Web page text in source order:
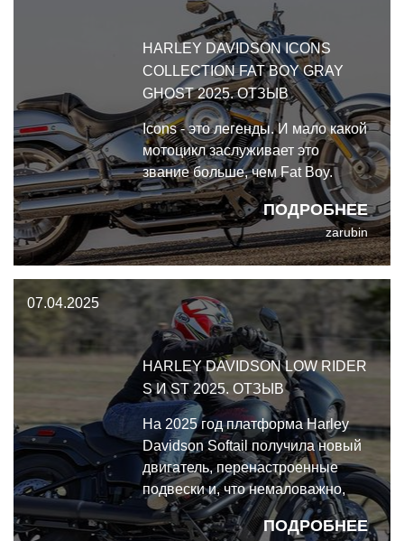
HARLEY DAVIDSON ICONS
COLLECTION FAT BOY GRAY
GHOST 2025. ОТЗЫВ
ПОДРОБНЕЕ
Icons - это легенды. И мало какой
мотоцикл заслуживает это
звание больше, чем Fat Boy.
zarubin
07.04.2025
HARLEY DAVIDSON LOW RIDER
S И ST 2025. ОТЗЫВ
ПОДРОБНЕЕ
На 2025 год платформа Harley
Davidson Softail получила новый
двигатель, перенастроенные
подвески и, что немаловажно,
инерциальный модуль с набором
электронных ассистентов на его